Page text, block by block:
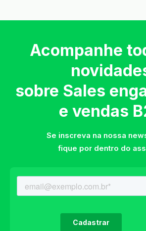
Acompanhe
sobre Sales
e vendas
Se inscreva na nossa
fique por dentro do